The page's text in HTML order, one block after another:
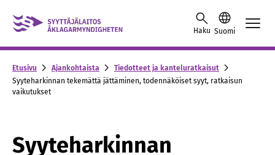
Skip to content -saavutettavuusohje
Haku Suomi
Etusivu Ajankohtaista
Tiedotteet ja kanteluratkaisut
Syyteharkinnan tekemättä jättäminen, todennäköiset syyt, ratkaisun
vaikutukset
Syyteharkinnan